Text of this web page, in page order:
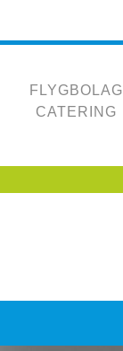
FLYGBOLAG
CATERING